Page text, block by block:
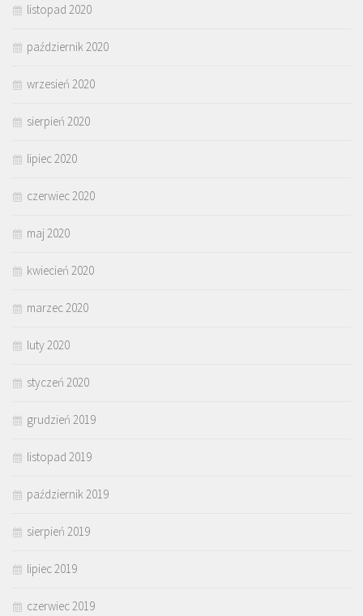
listopad 2020
październik 2020
wrzesień 2020
sierpień 2020
lipiec 2020
czerwiec 2020
maj 2020
kwiecień 2020
marzec 2020
luty 2020
styczeń 2020
grudzień 2019
listopad 2019
październik 2019
sierpień 2019
lipiec 2019
czerwiec 2019